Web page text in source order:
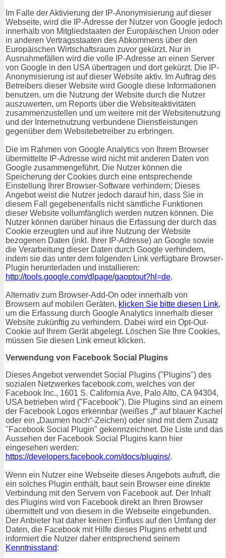
Im Falle der Aktivierung der IP-Anonymisierung auf dieser
Webseite, wird die IP-Adresse der Nutzer von Google jedoch
innerhalb von Mitgliedstaaten der Europäischen Union oder
in anderen Vertragsstaaten des Abkommens über den
Europäischen Wirtschaftsraum zuvor gekürzt. Nur in
Ausnahmefällen wird die volle IP-Adresse an einen Server
von Google in den USA übertragen und dort gekürzt. Die IP-
Anonymisierung ist auf dieser Website aktiv. Im Auftrag des
Betreibers dieser Website wird Google diese Informationen
benutzen, um die Nutzung der Website durch die Nutzer
auszuwerten, um Reports über die Websiteaktivitäten
zusammenzustellen und um weitere mit der Websitenutzung
und der Internetnutzung verbundene Dienstleistungen
gegenüber dem Websitebetreiber zu erbringen.
Die im Rahmen von Google Analytics von Ihrem Browser
übermittelte IP-Adresse wird nicht mit anderen Daten von
Google zusammengeführt. Die Nutzer können die
Speicherung der Cookies durch eine entsprechende
Einstellung Ihrer Browser-Software verhindern; Dieses
Angebot weist die Nutzer jedoch darauf hin, dass Sie in
diesem Fall gegebenenfalls nicht sämtliche Funktionen
dieser Website vollumfänglich werden nutzen können. Die
Nutzer können darüber hinaus die Erfassung der durch das
Cookie erzeugten und auf ihre Nutzung der Website
bezogenen Daten (inkl. Ihrer IP-Adresse) an Google sowie
die Verarbeitung dieser Daten durch Google verhindern,
indem sie das unter dem folgenden Link verfügbare Browser-
Plugin herunterladen und installieren:
http://tools.google.com/dlpage/gaoptout?hl=de.
Alternativ zum Browser-Add-On oder innerhalb von
Browsern auf mobilen Geräten, klicken Sie bitte diesen Link,
um die Erfassung durch Google Analytics innerhalb dieser
Website zukünftig zu verhindern. Dabei wird ein Opt-Out-
Cookie auf Ihrem Gerät abgelegt. Löschen Sie Ihre Cookies,
müssen Sie diesen Link erneut klicken.
Verwendung von Facebook Social Plugins
Dieses Angebot verwendet Social Plugins ("Plugins") des
sozialen Netzwerkes facebook.com, welches von der
Facebook Inc., 1601 S. California Ave, Palo Alto, CA 94304,
USA betrieben wird ("Facebook"). Die Plugins sind an einem
der Facebook Logos erkennbar (weißes „f“ auf blauer Kachel
oder ein „Daumen hoch“-Zeichen) oder sind mit dem Zusatz
"Facebook Social Plugin" gekennzeichnet. Die Liste und das
Aussehen der Facebook Social Plugins kann hier
eingesehen werden:
https://developers.facebook.com/docs/plugins/.
Wenn ein Nutzer eine Webseite dieses Angebots aufruft, die
ein solches Plugin enthält, baut sein Browser eine direkte
Verbindung mit den Servern von Facebook auf. Der Inhalt
des Plugins wird von Facebook direkt an Ihren Browser
übermittelt und von diesem in die Webseite eingebunden.
Der Anbieter hat daher keinen Einfluss auf den Umfang der
Daten, die Facebook mit Hilfe dieses Plugins erhebt und
informiert die Nutzer daher entsprechend seinem
Kenntnisstand: